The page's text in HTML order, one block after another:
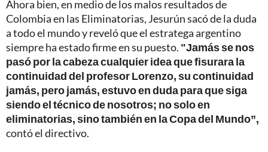
Ahora bien, en medio de los malos resultados de
Colombia en las Eliminatorias, Jesurún sacó de la duda
a todo el mundo y reveló que el estratega argentino
siempre ha estado firme en su puesto. "Jamás se nos
pasó por la cabeza cualquier idea que fisurara la
continuidad del profesor Lorenzo, su continuidad
jamás, pero jamás, estuvo en duda para que siga
siendo el técnico de nosotros; no solo en
eliminatorias, sino también en la Copa del Mundo”,
contó el directivo.